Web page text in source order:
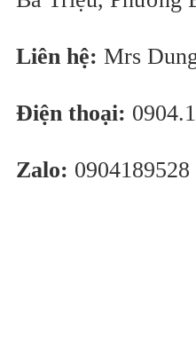
Liên hệ: Mrs
Điện thoại:
Zalo: 0904189528